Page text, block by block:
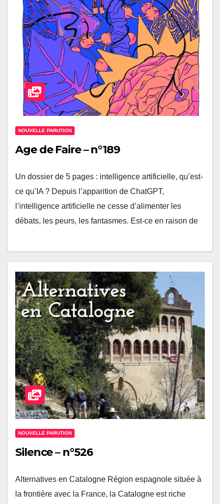
NOUVELLE PARUTION
Age de Faire – n°189
Un dossier de 5 pages : intelligence artificielle, qu’est-
ce qu’IA ? Depuis l’apparition de ChatGPT,
l’intelligence artificielle ne cesse d’alimenter les
débats, les peurs, les fantasmes. Est-ce en raison de
NOUVELLE PARUTION
Silence – n°526
Alternatives en Catalogne Région espagnole située à
la frontière avec la France, la Catalogne est riche